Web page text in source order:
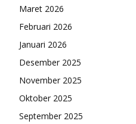
Maret 2026
Februari 2026
Januari 2026
Desember 2025
November 2025
Oktober 2025
September 2025